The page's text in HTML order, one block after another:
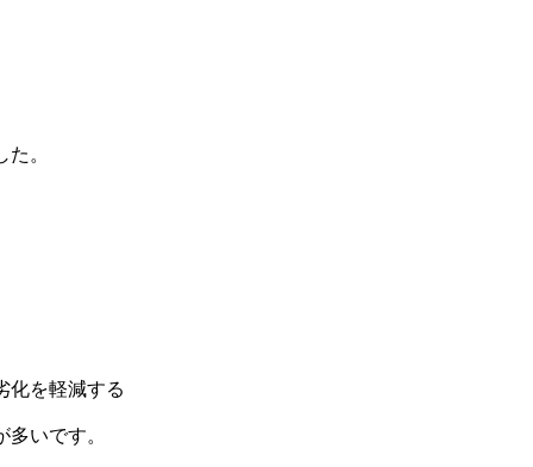
。
化を軽減する
いです。